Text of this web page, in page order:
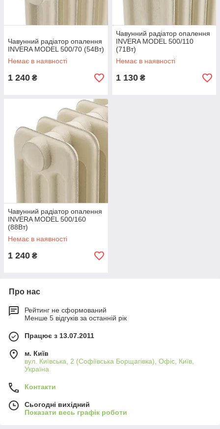
Чавунний радіатор опалення
INVERA MODEL 500/70 (54Вт)
Немає в наявності
1 240 ₴
Чавунний радіатор опалення
INVERA MODEL 500/110
(71Вт)
Немає в наявності
1 130 ₴
Чавунний радіатор опалення
INVERA MODEL 500/160
(88Вт)
Немає в наявності
1 240 ₴
Про нас
Рейтинг не сформований
Менше 5 відгуків за останній рік
Працює з 13.07.2011
м. Київ
вул. Київська, 2 (Софіївська Борщагівка), Офіс, Київ,
Україна
Контакти
Сьогодні вихідний
Показати весь графік роботи